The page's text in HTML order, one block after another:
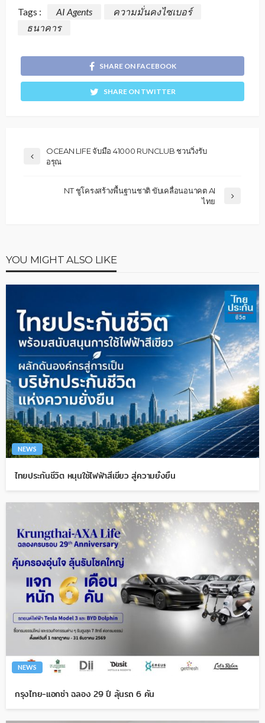
Tags : AI Agents
ความมั่นคงไซเบอร์
ธนาคาร
SHARE ON FACEBOOK
SHARE ON TWITTER
OCEAN LIFE จับมือ 41000 RUNCLUB ชวนวิ่งรับ
อรุณ
NT ชูโครงสร้างพื้นฐานชาติ ขับเคลื่อนอนาคต AI
ไทย
YOU MIGHT ALSO LIKE
NEWS
ไทยประกันชีวิต หนุนใช้ไฟฟ้าสีเขียว สู่ความยั่งยืน
NEWS
กรุงไทย-แอกซ่า ฉลอง 29 ปี ลุ้นรถ 6 คัน